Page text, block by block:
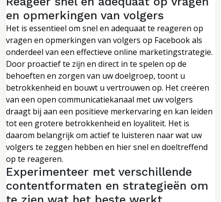
en opmerkingen van volgers
Het is essentieel om snel en adequaat te reageren op
vragen en opmerkingen van volgers op Facebook als
onderdeel van een effectieve online marketingstrategie.
Door proactief te zijn en direct in te spelen op de
behoeften en zorgen van uw doelgroep, toont u
betrokkenheid en bouwt u vertrouwen op. Het creëren
van een open communicatiekanaal met uw volgers
draagt bij aan een positieve merkervaring en kan leiden
tot een grotere betrokkenheid en loyaliteit. Het is
daarom belangrijk om actief te luisteren naar wat uw
volgers te zeggen hebben en hier snel en doeltreffend
op te reageren.
Experimenteer met verschillende
contentformaten en strategieën om